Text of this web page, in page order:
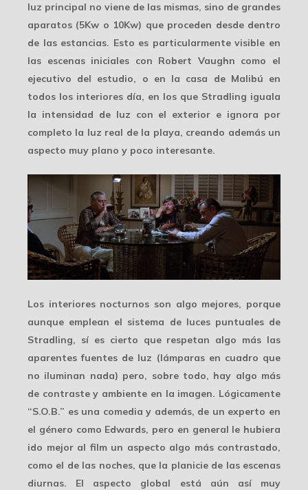
luz principal no viene de las mismas, sino de grandes
aparatos (5Kw o 10Kw) que proceden desde dentro
de las estancias. Esto es particularmente visible en
las escenas iniciales con Robert Vaughn como el
ejecutivo del estudio, o en la casa de Malibú en
todos los interiores día, en los que Stradling iguala
la intensidad de luz con el exterior e ignora por
completo la luz real de la playa, creando además un
aspecto muy plano y poco interesante.
Los interiores nocturnos son algo mejores, porque
aunque emplean el sistema de luces puntuales de
Stradling, sí es cierto que respetan algo más las
aparentesfuentes de luz (lámparas en cuadro que
no iluminan nada) pero, sobre todo, hay algo más
de contraste y ambiente en la imagen. Lógicamente
“S.O.B.” es una comedia y además, de un experto en
el género como Edwards, pero en general le hubiera
ido mejor al film un aspecto algo más contrastado,
como el de las noches, que la planicie de las escenas
diurnas. El aspecto global está aún así muy